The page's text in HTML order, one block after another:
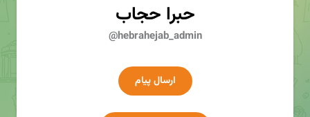
حبرا حجاب
@hebrahejab_admin
ارسال پیام